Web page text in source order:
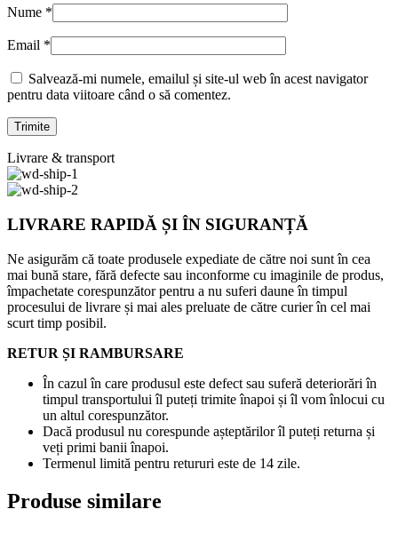
Nume *
Email *
Salvează-mi numele, emailul și site-ul web în acest navigator
pentru data viitoare când o să comentez.
Livrare & transport
LIVRARE RAPIDĂ ȘI ÎN SIGURANȚĂ
Ne asigurăm că toate produsele expediate de către noi sunt în cea
mai bună stare, fără defecte sau inconforme cu imaginile de produs,
împachetate corespunzător pentru a nu suferi daune în timpul
procesului de livrare și mai ales preluate de către curier în cel mai
scurt timp posibil.
RETUR ȘI RAMBURSARE
În cazul în care produsul este defect sau suferă deteriorări în
timpul transportului îl puteți trimite înapoi și îl vom înlocui cu
un altul corespunzător.
Dacă produsul nu corespunde așteptărilor îl puteți returna și
veți primi banii înapoi.
Termenul limită pentru retururi este de 14 zile.
Produse similare